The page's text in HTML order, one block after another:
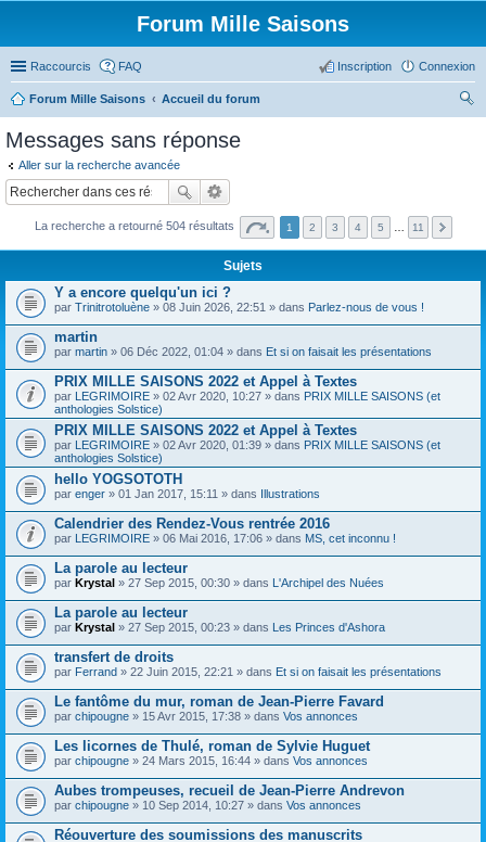
Forum Mille Saisons
Raccourcis FAQ Connexion
Inscription
Forum Mille Saisons
Accueil du forum
Messages sans réponse
Aller sur la recherche avancée
La recherche a retourné 504 résultats 1 2 3 4 5 11
Sujets
Y a encore quelqu'un ici ?
par Trinitrotoluène » 08 Juin 2026, 22:51 » dans Parlez-nous de vous !
martin
par martin » 06 Déc 2022, 01:04 » dans Et si on faisait les présentations
PRIX MILLE SAISONS 2022 et Appel à Textes
par LEGRIMOIRE » 02 Avr 2020, 10:27 » dans PRIX MILLE SAISONS (et
anthologies Solstice)
PRIX MILLE SAISONS 2022 et Appel à Textes
par LEGRIMOIRE » 02 Avr 2020, 01:39 » dans PRIX MILLE SAISONS (et
anthologies Solstice)
hello YOGSOTOTH
par enger » 01 Jan 2017, 15:11 » dans Illustrations
Calendrier des Rendez-Vous rentrée 2016
par LEGRIMOIRE » 06 Mai 2016, 17:06 » dans MS, cet inconnu !
La parole au lecteur
par Krystal » 27 Sep 2015, 00:30 » dans L'Archipel des Nuées
La parole au lecteur
par Krystal » 27 Sep 2015, 00:23 » dans Les Princes d'Ashora
transfert de droits
par Ferrand » 22 Juin 2015, 22:21 » dans Et si on faisait les présentations
Le fantôme du mur, roman de Jean-Pierre Favard
par chipougne » 15 Avr 2015, 17:38 » dans Vos annonces
Les licornes de Thulé, roman de Sylvie Huguet
par chipougne » 24 Mars 2015, 16:44 » dans Vos annonces
Aubes trompeuses, recueil de Jean-Pierre Andrevon
par chipougne » 10 Sep 2014, 10:27 » dans Vos annonces
Réouverture des soumissions des manuscrits